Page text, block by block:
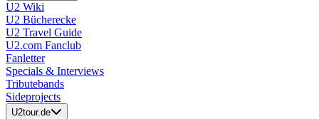
U2 Wiki
U2 Bücherecke
U2 Travel Guide
U2.com Fanclub
Fanletter
Specials & Interviews
Tributebands
Sideprojects
U2tour.de